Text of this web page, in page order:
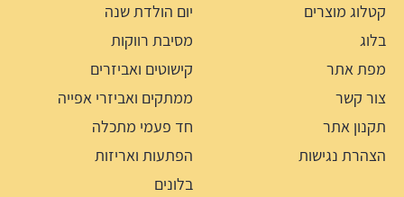
קטלוג מוצרים
בלוג
מפת אתר
צור קשר
תקנון אתר
הצהרת נגישות
יום הולדת שנה
מסיבת רווקות
קישוטים ואביזרים
ממתקים ואביזרי אפייה
חד פעמי מתכלה
הפתעות ואריזות
בלונים